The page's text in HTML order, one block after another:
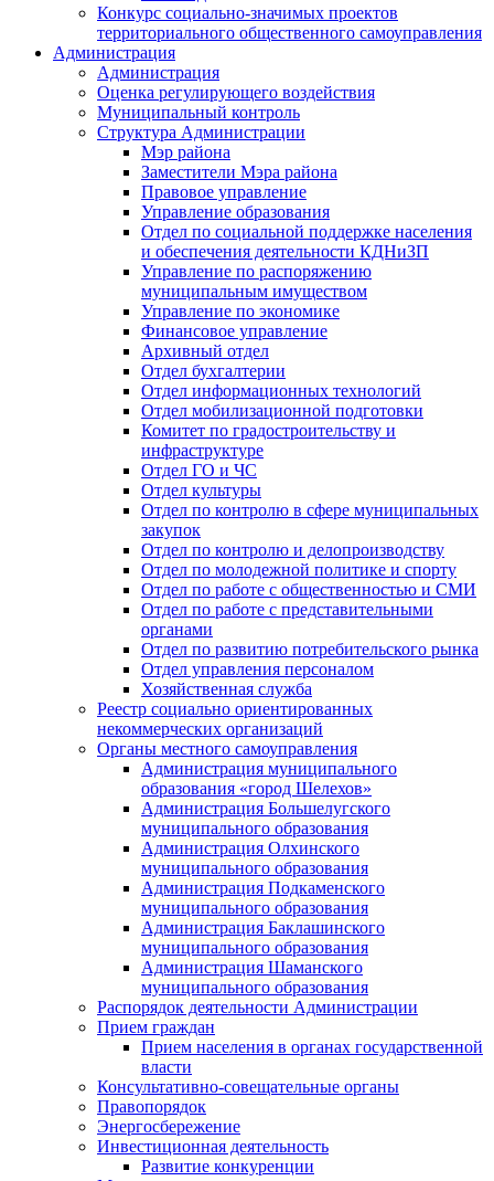
Конкурс социально-значимых проектов
территориального общественного самоуправления
Администрация
Администрация
Оценка регулирующего воздействия
Муниципальный контроль
Структура Администрации
Мэр района
Заместители Мэра района
Правовое управление
Управление образования
Отдел по социальной поддержке населения
и обеспечения деятельности КДНиЗП
Управление по распоряжению
муниципальным имуществом
Управление по экономике
Финансовое управление
Архивный отдел
Отдел бухгалтерии
Отдел информационных технологий
Отдел мобилизационной подготовки
Комитет по градостроительству и
инфраструктуре
Отдел ГО и ЧС
Отдел культуры
Отдел по контролю в сфере муниципальных
закупок
Отдел по контролю и делопроизводству
Отдел по молодежной политике и спорту
Отдел по работе с общественностью и СМИ
Отдел по работе с представительными
органами
Отдел по развитию потребительского рынка
Отдел управления персоналом
Хозяйственная служба
Реестр социально ориентированных
некоммерческих организаций
Органы местного самоуправления
Администрация муниципального
образования «город Шелехов»
Администрация Большелугского
муниципального образования
Администрация Олхинского
муниципального образования
Администрация Подкаменского
муниципального образования
Администрация Баклашинского
муниципального образования
Администрация Шаманского
муниципального образования
Распорядок деятельности Администрации
Прием граждан
Прием населения в органах государственной
власти
Консультативно-совещательные органы
Правопорядок
Энергосбережение
Инвестиционная деятельность
Развитие конкуренции